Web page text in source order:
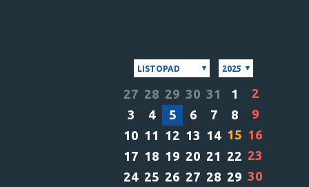
LISTOPAD 2025
27 28 29 30 31 1
2
3
4 5 6 7 8
9
10 11 12 13 14 15 16
17 18 19 20 21 22 23
24 25 26 27 28 29 30